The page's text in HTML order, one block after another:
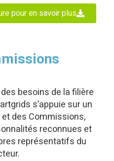
pour en savoir plus
besoins de la filière
s’appuie sur un
des Commissions,
reconnues et
représentatifs du